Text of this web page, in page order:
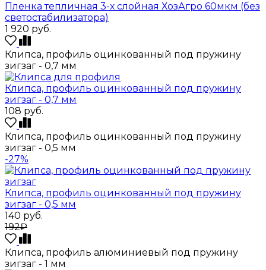
Пленка тепличная 3-х слойная ХозАгро 60мкм (без
светостабилизатора)
1 920 руб.
Клипса, профиль оцинкованный под пружину
зигзаг - 0,7 мм
Клипса, профиль оцинкованный под пружину
зигзаг - 0,7 мм
108 руб.
Клипса, профиль оцинкованный под пружину
зигзаг - 0,5 мм
-27%
Клипса, профиль оцинкованный под пружину
зигзаг - 0,5 мм
140 руб.
192₽
Клипса, профиль алюминиевый под пружину
зигзаг - 1 мм